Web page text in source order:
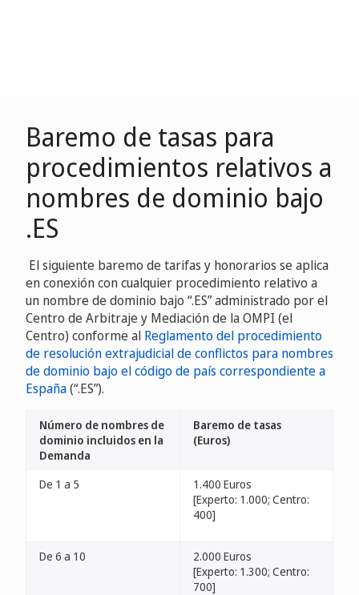
Baremo de tasas para
procedimientos relativos a
nombres de dominio bajo
.ES
El siguiente baremo de tarifas y honorarios se aplica
en conexión con cualquier procedimiento relativo a
un nombre de dominio bajo “.ES” administrado por el
Centro de Arbitraje y Mediación de la OMPI (el
Centro) conforme al Reglamento del procedimiento
de resolución extrajudicial de conflictos para nombres
de dominio bajo el código de país correspondiente a
España(“.ES”).
Número de nombres de
dominio incluidos en la
Demanda
Baremo de tasas
(Euros)
De 1 a 5
1.400 Euros
[Experto: 1.000; Centro:
400]
De 6 a 10
2.000 Euros
[Experto: 1.300; Centro:
700]